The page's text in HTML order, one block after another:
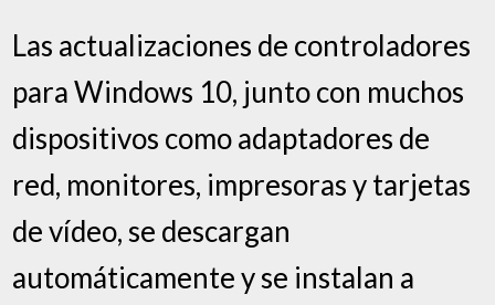
Las actualizaciones de controladores
para Windows 10, junto con muchos
dispositivos como adaptadores de
red, monitores, impresoras y tarjetas
de vídeo, se descargan
automáticamente y se instalan a